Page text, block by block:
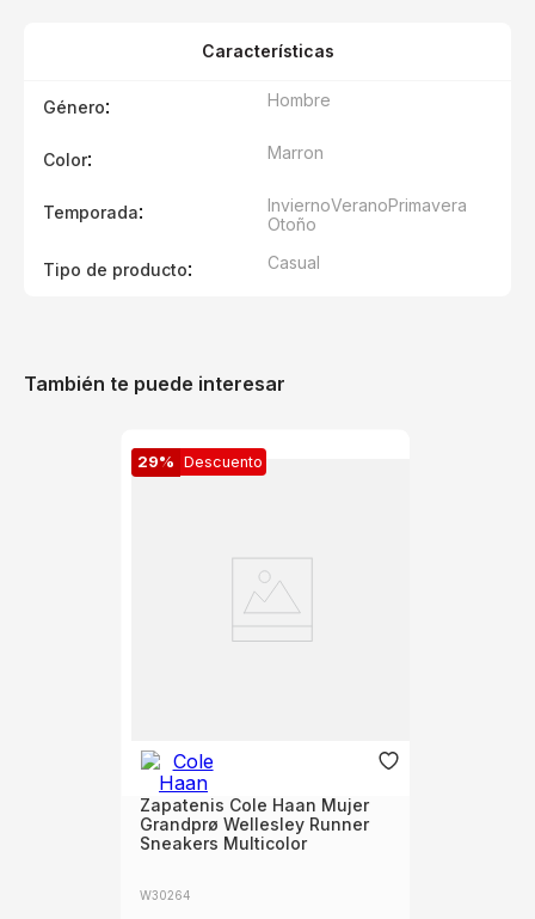
Características
Género: Hombre
Color: Marron
Temporada: InviernoVeranoPrimavera
Otoño
Tipo de producto: Casual
También te puede interesar
29% Descuento
Zapatenis Cole Haan Mujer
Grandprø Wellesley Runner
Sneakers Multicolor
W30264